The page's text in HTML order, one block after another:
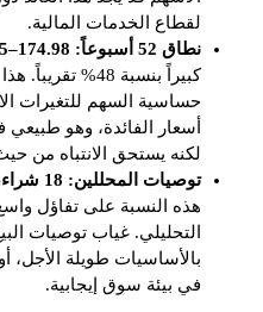
لقطاع الخدمات المالية.
نطاق 52 أسبوعاً: 174.98–258.65 دولار
كبيراً بنسبة 48%
حساسية السهم للتغيرات
أسعار الفائدة، وهو طبيعي
لكنه يستحق الانتباه من
توصيات المحللين: 18 شراء، 5 احتفاظ، 0 بيع
هذه النسبة على تفاؤل
التحليلي. غياب توصيات
بالأساسيات طويلة الأجل،
في بيئة سوق إيجابية.